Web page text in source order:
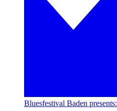
Bluesfestival Baden presents: